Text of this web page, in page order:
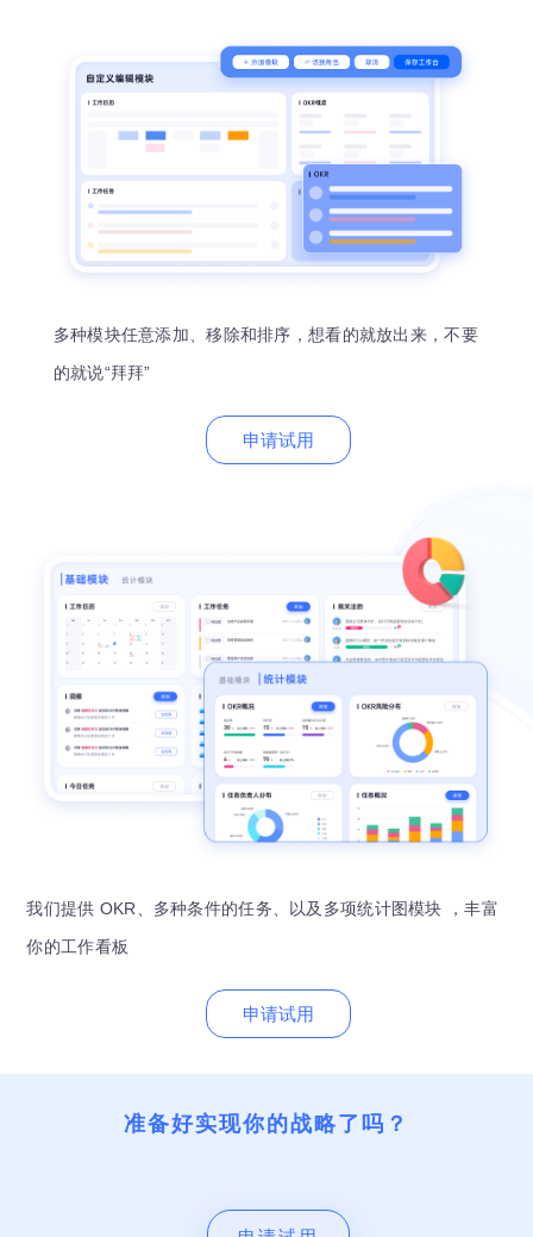
多种模块任意添加、移除和排序，想看的就放出来，不要
的就说“拜拜”
申请试用
我们提供 OKR、多种条件的任务、以及多项统计图模块 ，丰富
你的工作看板
申请试用
准备好实现你的战略了吗？